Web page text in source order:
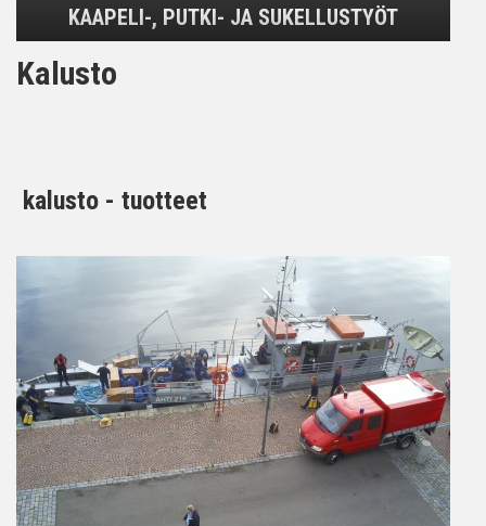
KAAPELI-, PUTKI- JA SUKELLUSTYÖT
Kalusto
kalusto - tuotteet